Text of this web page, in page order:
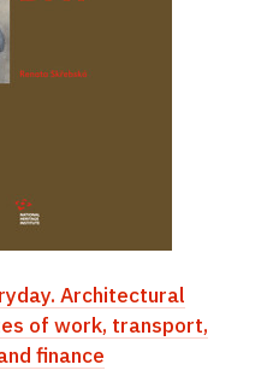
Architectural
of work, transport,
finance